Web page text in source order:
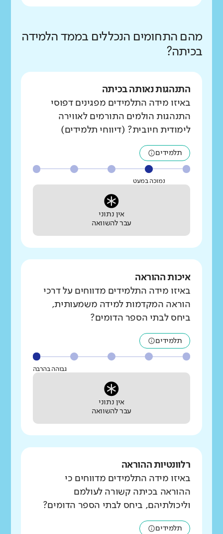
מהם התחומים הנכללים בממד הלמידה
בכיתה?
התנהגות נאותה בכיתה
באיזו מידה התלמידים מפגינים דפוסי
התנהגות הולמים התורמים לאווירה
לימודית חיובית? (דיווחי תלמידים)
תלמידים
נמוכה במעט
אין נתוני
עבר להשוואה
איכות ההוראה
באיזו מידה התלמידים מדווחים על דרכי
הוראה המקדמות למידה משמעותית,
ביחס לבתי הספר הדומים?
תלמידים
גבוהה בהרבה
אין נתוני
עבר להשוואה
רלוונטיות ההוראה
באיזו מידה התלמידים מדווחים כי
ההוראה בכיתה קשורה לעולמם
וליכולתיהם, ביחס לבתי הספר הדומים?
תלמידים